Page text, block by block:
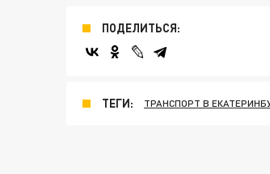
ПОДЕЛИТЬСЯ:
ТЕГИ: ТРАНСПОРТ В